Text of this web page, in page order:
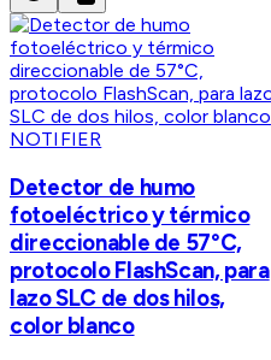
NOTIFIER
Detector de humo
fotoeléctrico y térmico
direccionable de 57°C,
protocolo FlashScan, para
lazo SLC de dos hilos,
color blanco